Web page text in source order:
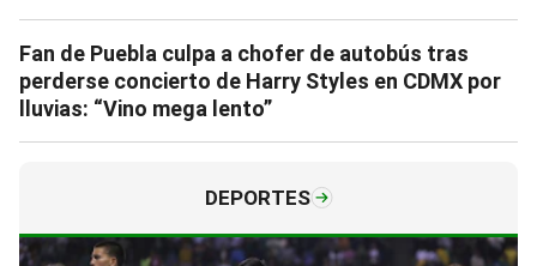
Fan de Puebla culpa a chofer de autobús tras
perderse concierto de Harry Styles en CDMX por
lluvias: “Vino mega lento”
DEPORTES